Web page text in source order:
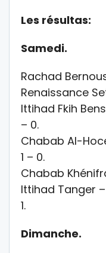
Les résultas:
Samedi.
Rachad
Renaissance
Ittihad Fkih
– 0.
Chabab Al-
1 – 0.
Chabab
Ittihad Tanger
1.
Dimanche.